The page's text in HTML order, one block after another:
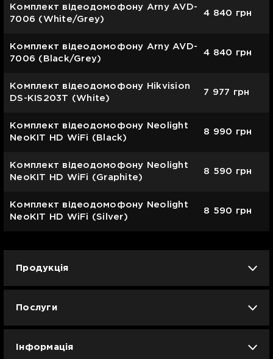
Комплект відеодомофону Arny AVD-
7006 (White/Grey)
4 840 грн
Комплект відеодомофону Arny AVD-
7006 (Black/Grey)
4 840 грн
Комплект відеодомофону Hikvision
DS-KIS203T (White)
7 977 грн
Комплект відеодомофону Neolight
NeoKIT HD WiFi (Black)
8 990 грн
Комплект відеодомофону Neolight
NeoKIT HD WiFi (Graphite)
8 590 грн
Комплект відеодомофону Neolight
NeoKIT HD WiFi (Silver)
8 590 грн
Продукція
Apple б/у
Послуги
Інформація